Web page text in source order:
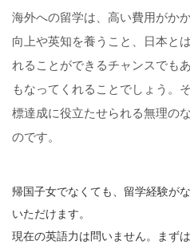
海外への留学は、高い費用がか
向上や英知を養うこと、日本と
れることができるチャンスでも
もなってくれることでしょう。
標達成に役立たせられる無理の
のです。
帰国子女でなくても、留学経験が
いただけます。
現在の英語力は問いません。まず